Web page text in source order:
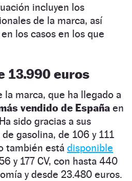
incluyen los
de la marca, así
los casos en los que
13.990 euros
la marca, que ha llegado a
vendido de España en
sido gracias a sus
gasolina, de 106 y 111
también está disponible
y 177 CV, con hasta 440
y desde 23.480 euros.